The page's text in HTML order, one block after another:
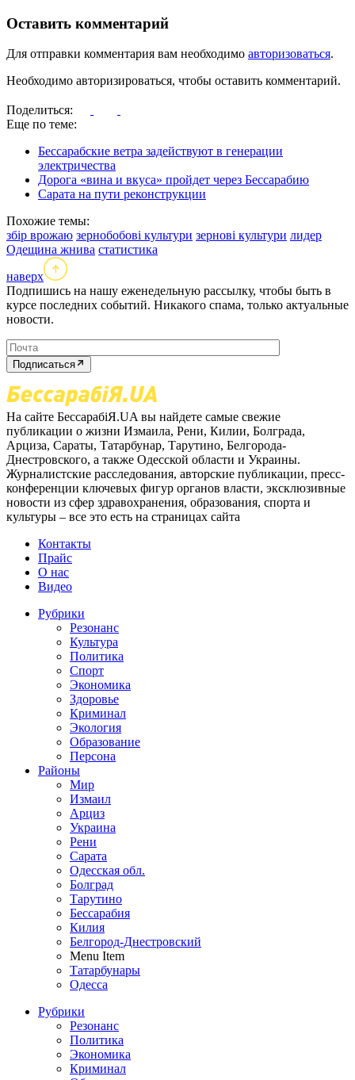
Оставить комментарий
Для отправки комментария вам необходимо авторизоваться.
Необходимо авторизироваться, чтобы оставить комментарий.
Поделиться:
Еще по теме:
Бессарабские ветра задействуют в генерации
электричества
Дорога «вина и вкуса» пройдет через Бессарабию
Сарата на пути реконструкции
Похожие темы:
збір врожаю зернобобові культури зернові культури лидер
Одещина жнива статистика
наверх
Подпишись на нашу еженедельную рассылку, чтобы быть в
курсе последних событий. Никакого спама, только актуальные
новости.
Подписаться
На сайте БессарабіЯ.UA вы найдете самые свежие
публикации о жизни Измаила, Рени, Килии, Болграда,
Арциза, Сараты, Татарбунар, Тарутино, Белгорода-
Днестровского, а также Одесской области и Украины.
Журналистские расследования, авторские публикации, пресс-
конференции ключевых фигур органов власти, эксклюзивные
новости из сфер здравохранения, образования, спорта и
культуры – все это есть на страницах сайта
Контакты
Прайс
О нас
Видео
Рубрики
Резонанс
Культура
Политика
Спорт
Экономика
Здоровье
Криминал
Экология
Образование
Персона
Районы
Мир
Измаил
Арциз
Украина
Рени
Сарата
Одесская обл.
Болград
Тарутино
Бессарабия
Килия
Белгород-Днестровский
Menu Item
Татарбунары
Одесса
Рубрики
Резонанс
Политика
Экономика
Криминал